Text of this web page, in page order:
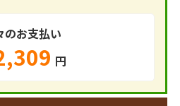
のお支払い
円